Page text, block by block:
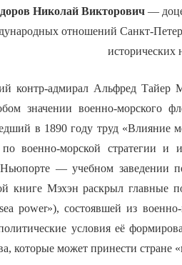
Николай Викторович—
отношений Санкт-
исторических
контр-адмирал Альфред
значении военно-морского
в 1890 году труд «Влияние
военно-морской стратегии и
— учебном заведении
книге Мэхэн раскрыл главные
power»), состоявшей из военно-
условия её
которые может принести стране